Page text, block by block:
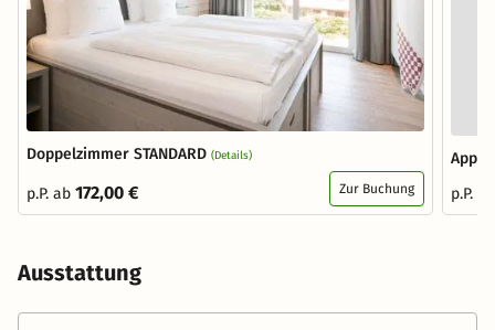
Doppelzimmer STANDARD (Details)
p.P. ab 172,00 € Zur Buchung
p.P.
Ausstattung